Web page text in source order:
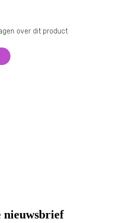
over dit product
nieuwsbrief